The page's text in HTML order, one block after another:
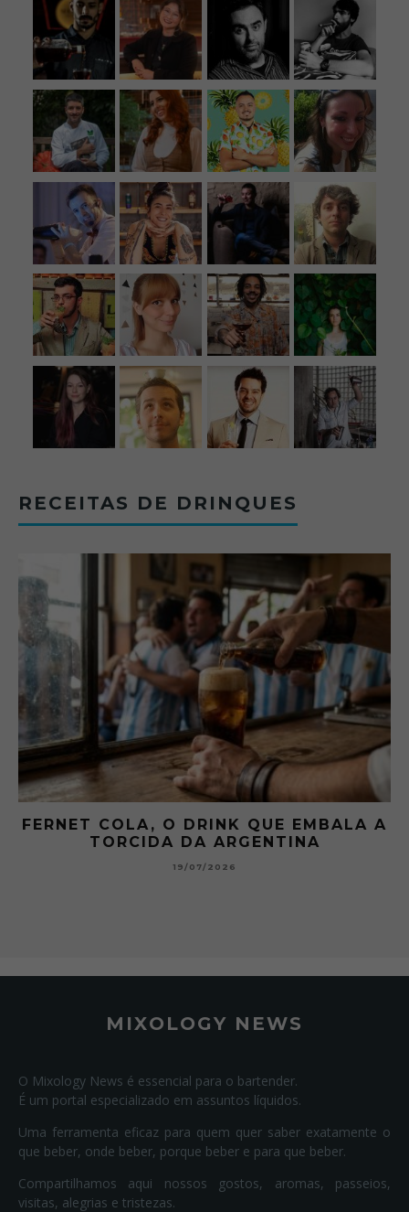
RECEITAS DE DRINQUES
GIBSON: O PICLES QUE MUDOU A
HISTÓRIA DOS MARTINI
15/07/2026
MIXOLOGY NEWS
O Mixology News é essencial para o bartender.
É um portal especializado em assuntos líquidos.
Uma ferramenta eficaz para quem quer saber exatamente o
que beber, onde beber, porque beber e para que beber.
Compartilhamos aqui nossos gostos, aromas, passeios,
visitas, alegrias e tristezas.